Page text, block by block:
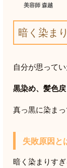
美容師 森越
暗く染ま
自分が思って
黒染め、髪色
真っ黒に染ま
失敗原因と
暗く染まりすぎ